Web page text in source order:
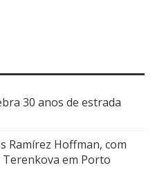
30 anos de estrada
Ramírez Hoffman, com
Terenkova em Porto